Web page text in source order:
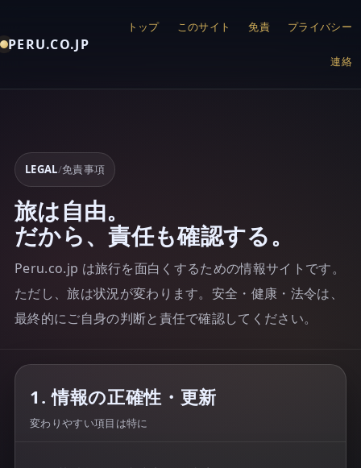
PERU.CO.JP
トップ このサイト 免責 プライバシー
連絡
LEGAL/免責事項
旅は自由。
だから、責任も確認する。
Peru.co.jp は旅行を面白くするための情報サイトです。
ただし、旅は状況が変わります。安全・健康・法令は、
最終的にご自身の判断と責任で確認してください。
1. 情報の正確性・更新
変わりやすい項目は特に